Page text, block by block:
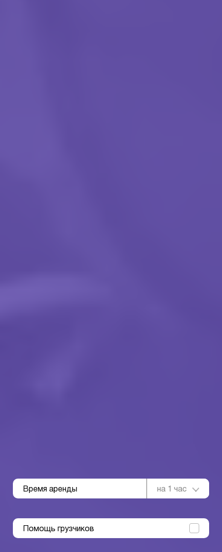
Время аренды на 1 час
Помощь грузчиков